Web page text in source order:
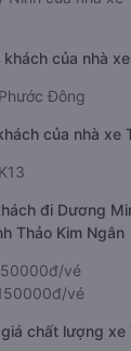
của nhà
Đông
của nhà xe
đi Dương
Thảo Kim Ngân
vé
vé
chất lượng xe